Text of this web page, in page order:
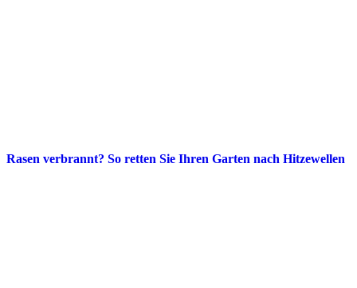
Rasen verbrannt? So retten Sie Ihren Garten nach Hitzewellen